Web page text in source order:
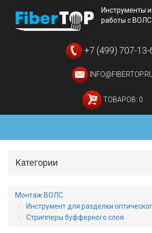
Инструменты
работы с ВОЛС
+7 (499) 707-13-
ТОВАРОВ: 0
Категории
Монтаж ВОЛС
Инструмент для разделки
Стрипперы буфферного слоя